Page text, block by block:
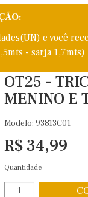
e você
- sarja 1,7mts)
OT25 -
MENINO E
Modelo: 93813C01
R$ 34,99
Quantidade